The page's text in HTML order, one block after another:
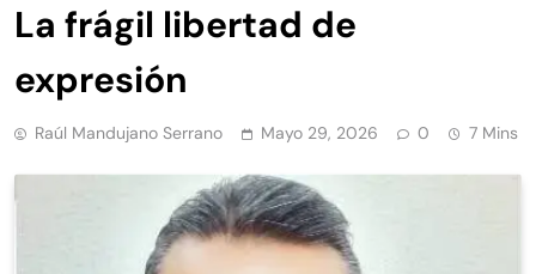
La frágil libertad de
expresión
Raúl Mandujano Serrano Mayo 29, 2026 0 7 Mins